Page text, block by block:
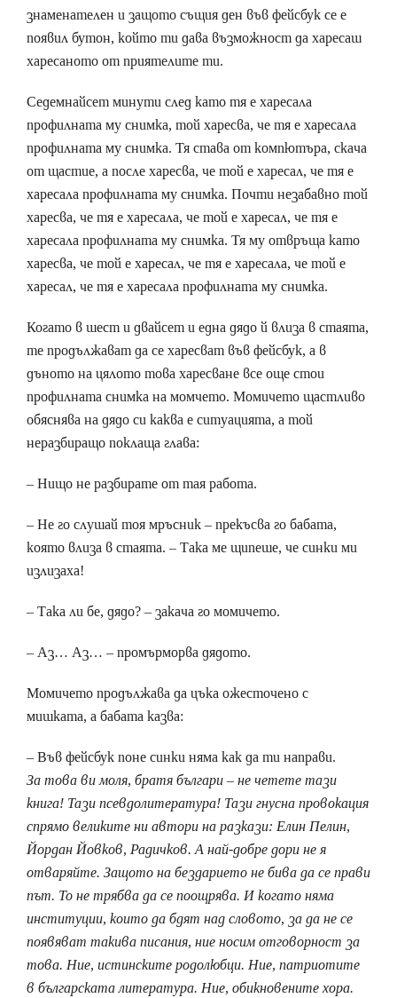
знаменателен и защото същия ден във фейсбук се е
появил бутон, който ти дава възможност да харесаш
харесаното от приятелите ти.
Седемнайсет минути след като тя е харесала
профилната му снимка, той харесва, че тя е харесала
профилната му снимка. Тя става от компютъра, скача
от щастие, а после харесва, че той е харесал, че тя е
харесала профилната му снимка. Почти незабавно той
харесва, че тя е харесала, че той е харесал, че тя е
харесала профилната му снимка. Тя му отвръща като
харесва, че той е харесал, че тя е харесала, че той е
харесал, че тя е харесала профилната му снимка.
Когато в шест и двайсет и една дядо й влиза в стаята,
те продължават да се харесват във фейсбук, а в
дъното на цялото това харесване все още стои
профилната снимка на момчето. Момичето щастливо
обяснява на дядо си каква е ситуацията, а той
неразбиращо поклаща глава:
– Нищо не разбирате от тая работа.
– Не го слушай тоя мръсник – прекъсва го бабата,
която влиза в стаята. – Така ме щипеше, че синки ми
излизаха!
– Така ли бе, дядо? – закача го момичето.
– Аз… Аз… – промърморва дядото.
Момичето продължава да цъка ожесточено с
мишката, а бабата казва:
– Във фейсбук поне синки няма как да ти направи.
За това ви моля, братя българи – не четете тази
книга! Тази псевдолитература! Тази гнусна провокация
спрямо великите ни автори на разкази: Елин Пелин,
Йордан Йовков, Радичков. А най-добре дори не я
отваряйте. Защото на бездарието не бива да се прави
път. То не трябва да се поощрява. И когато няма
институции, които да бдят над словото, за да не се
появяват такива писания, ние носим отговорност за
това. Ние, истинските родолюбци. Ние, патриотите
в българската литература. Ние, обикновените хора.